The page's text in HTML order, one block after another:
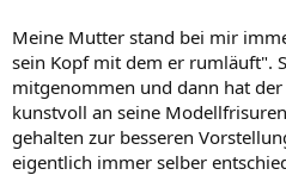
Meine Mutter stand bei mir
sein Kopf mit dem er rumläuft".
mitgenommen und dann hat
kunstvoll an seine
gehalten zur besseren
eigentlich immer selber